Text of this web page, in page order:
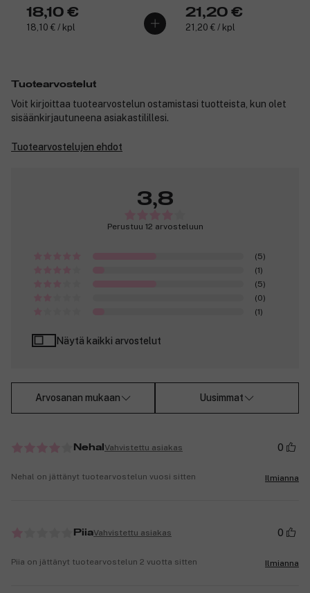
18,10 €
18,10 € / kpl
21,20 €
21,20 € / kpl
Tuotearvostelut
Voit kirjoittaa tuotearvostelun ostamistasi tuotteista, kun olet
sisäänkirjautuneena asiakastilillesi.
Tuotearvostelujen ehdot
3,8
Perustuu 12 arvosteluun
(5)
(1)
(5)
(0)
(1)
Näytä kaikki arvostelut
Arvosanan mukaan Uusimmat
Nehal Vahvistettu asiakas 0
Nehal on jättänyt tuotearvostelun vuosi sitten Ilmianna
PiiaVahvistettu asiakas 0
Piia on jättänyt tuotearvostelun 2 vuotta sitten Ilmianna